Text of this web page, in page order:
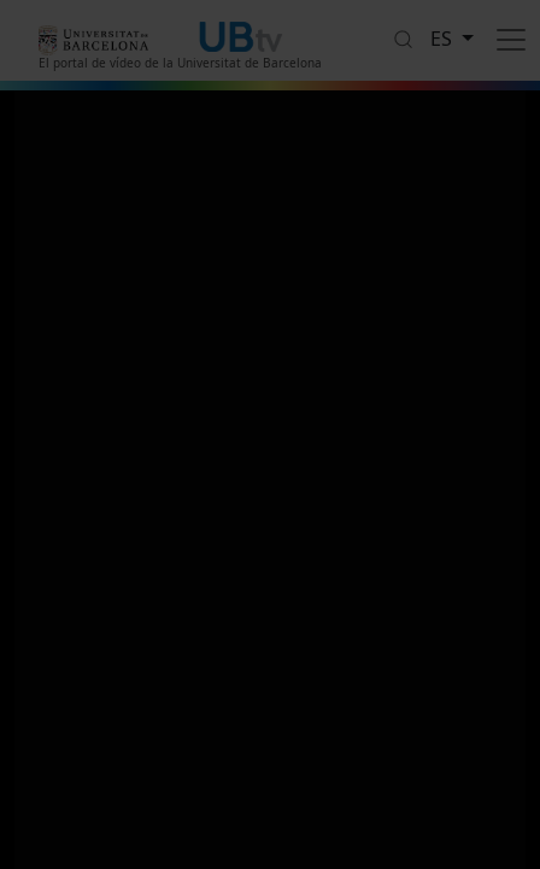
El portal de vídeo de la Universitat de Barcelona
ES